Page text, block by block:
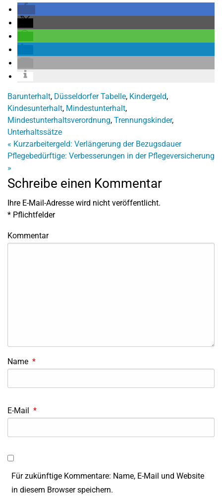
Barunterhalt, Düsseldorfer Tabelle, Kindergeld,
Kindesunterhalt, Mindestunterhalt,
Mindestunterhaltsverordnung, Trennungskinder,
Unterhaltssätze
« Kurzarbeitergeld: Verlängerung der Bezugsdauer
Pflegebedürftige: Verbesserungen in der Pflegeversicherung
»
Schreibe einen Kommentar
Ihre E-Mail-Adresse wird nicht veröffentlicht.
* Pflichtfelder
Kommentar
Name *
E-Mail *
Für zukünftige Kommentare: Name, E-Mail und Website
in diesem Browser speichern.